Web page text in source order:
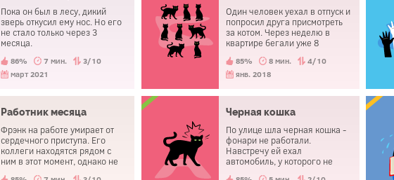
Пока он был в лесу, дикий
зверь откусил ему нос. Но его
не стало только через 3
месяца.
86% 7 мин.
3/10
март 2021
Один человек уехал в отпуск и
попросил друга присмотреть
за котом. Через неделю в
квартире бегали уже 8
85% 8 мин.
4/10
янв. 2018
Работник месяца
Фрэнк на работе умирает от
сердечного приступа. Его
коллеги находятся рядом с
ним в этот момент, однако не
Черная кошка
По улице шла черная кошка -
фонари не работали.
Навстречу ей ехал
автомобиль, у которого не